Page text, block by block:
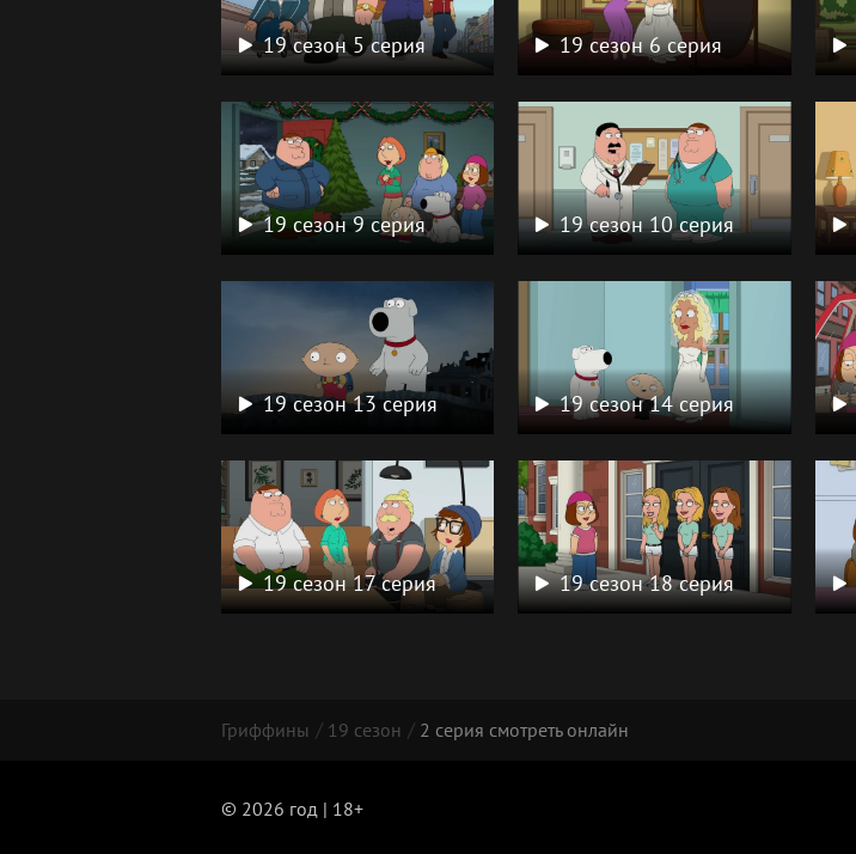
19 сезон 5 серия 19 сезон 6 серия
19 сезон 9 серия 19 сезон 10 серия
19 сезон 13 серия 19 сезон 14 серия
19 сезон 17 серия 19 сезон 18 серия
Гриффины 19 сезон 2 серия смотреть онлайн
© 2026 год | 18+